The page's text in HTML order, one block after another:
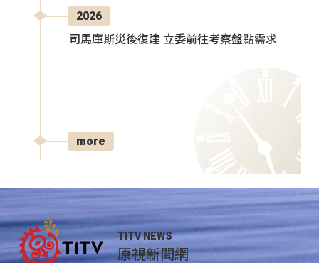
2026
司馬庫斯災後復建 立委前往考察盤點需求
more
TITV NEWS
原視新聞網